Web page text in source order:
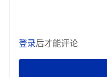
登录后才能评论